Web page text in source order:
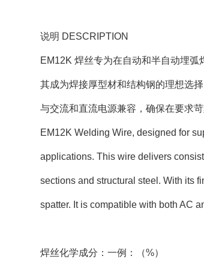
说明 DESCRIPTION
EM12K 焊丝专为在自动和半自动埋
其成为焊接厚型材和结构钢的理想选
与交流和直流电源兼容，确保在要求
EM12K Welding Wire, designed for
applications. This wire delivers
sections and structural steel. With its
spatter. It is compatible with both AC
焊丝化学成分：一例：（%）